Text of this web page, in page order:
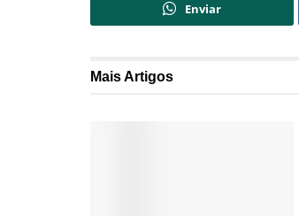
Enviar
MaisArtigos